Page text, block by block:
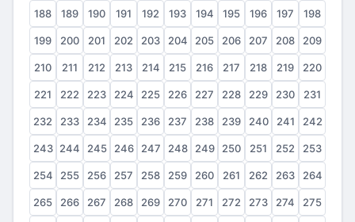
188 189 190 191 192 193 194 195 196 197 198
199 200 201 202 203 204 205 206 207 208 209
210 211 212 213 214 215 216 217 218 219 220
221 222 223 224 225 226 227 228 229 230 231
232 233 234 235 236 237 238 239 240 241 242
243 244 245 246 247 248 249 250 251 252 253
254 255 256 257 258 259 260 261 262 263 264
265 266 267 268 269 270 271 272 273 274 275